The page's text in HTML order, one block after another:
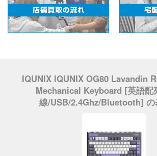
IQUNIX IQUNIX OG80 Lavandin
Mechanical Keyboard [英語配
線/USB/2.4Ghz/Bluetooth] の